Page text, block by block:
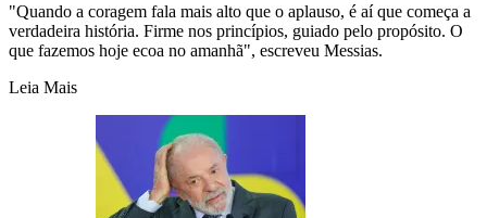
"Quando a coragem fala mais alto que o aplauso, é aí que começa a
verdadeira história. Firme nos princípios, guiado pelo propósito. O
que fazemos hoje ecoa no amanhã", escreveu Messias.
Leia Mais